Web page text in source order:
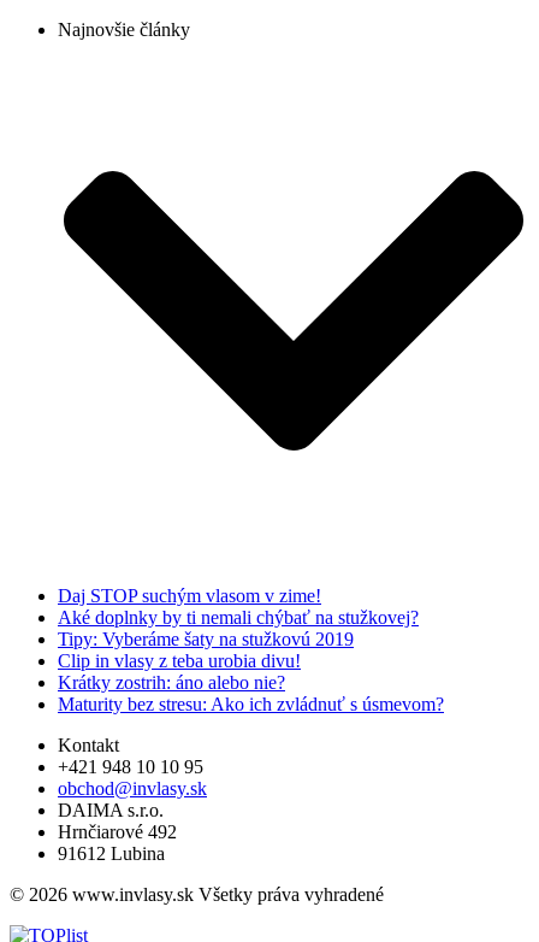
Najnovšie články
Daj STOP suchým vlasom v zime!
Aké doplnky by ti nemali chýbať na stužkovej?
Tipy: Vyberáme šaty na stužkovú 2019
Clip in vlasy z teba urobia divu!
Krátky zostrih: áno alebo nie?
Maturity bez stresu: Ako ich zvládnuť s úsmevom?
Kontakt
+421 948 10 10 95
obchod@invlasy.sk
DAIMA s.r.o.
Hrnčiarové 492
91612 Lubina
© 2026 www.invlasy.sk Všetky práva vyhradené